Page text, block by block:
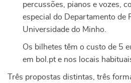
percussões, pianos e vozes,
especial do Departamento de
Universidade do Minho.
Os bilhetes têm o custo de 5
em bol.pt e nos locais
Três propostas distintas, três